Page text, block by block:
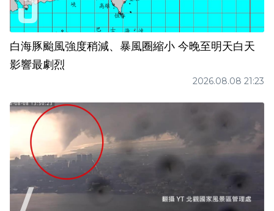
白海豚颱風強度稍減、暴風圈縮小 今晚至明天白天
影響最劇烈
2026.08.08 21:23